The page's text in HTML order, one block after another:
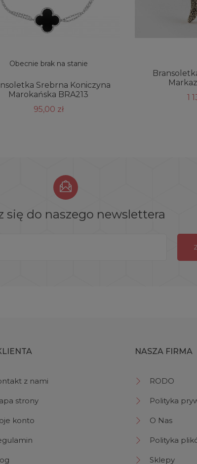
Obecnie brak na stanie
Srebrna Koniczyna
Marokańska BRA213
95,00 zł
1
się do naszego newslettera
z nami
strony
konto
NASZA FIRMA
RODO
Polityka
O Nas
Polityka
Sklepy